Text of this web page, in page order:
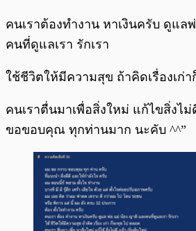
คนเราต้องทำงาน หาเงินครับ ดูแ
คนที่ดูแลเรา รักเรา
ใช้ชีวิตให้มีความสุข ถ้าคิดเรื่องเก่
คนเราตื่นมาเพื่อสิ่งใหม่ แก้ไขสิ่งไ
ขอขอบคุณ ทุกท่านมาก นะคับ ^^”